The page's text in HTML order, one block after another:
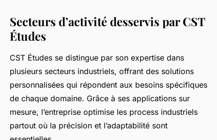
Secteurs d’activité desservis par CST
Études
CST Études se distingue par son expertise dans
plusieurs secteurs industriels, offrant des solutions
personnalisées qui répondent aux besoins spécifiques
de chaque domaine. Grâce à ses applications sur
mesure, l’entreprise optimise les process industriels
partout où la précision et l’adaptabilité sont